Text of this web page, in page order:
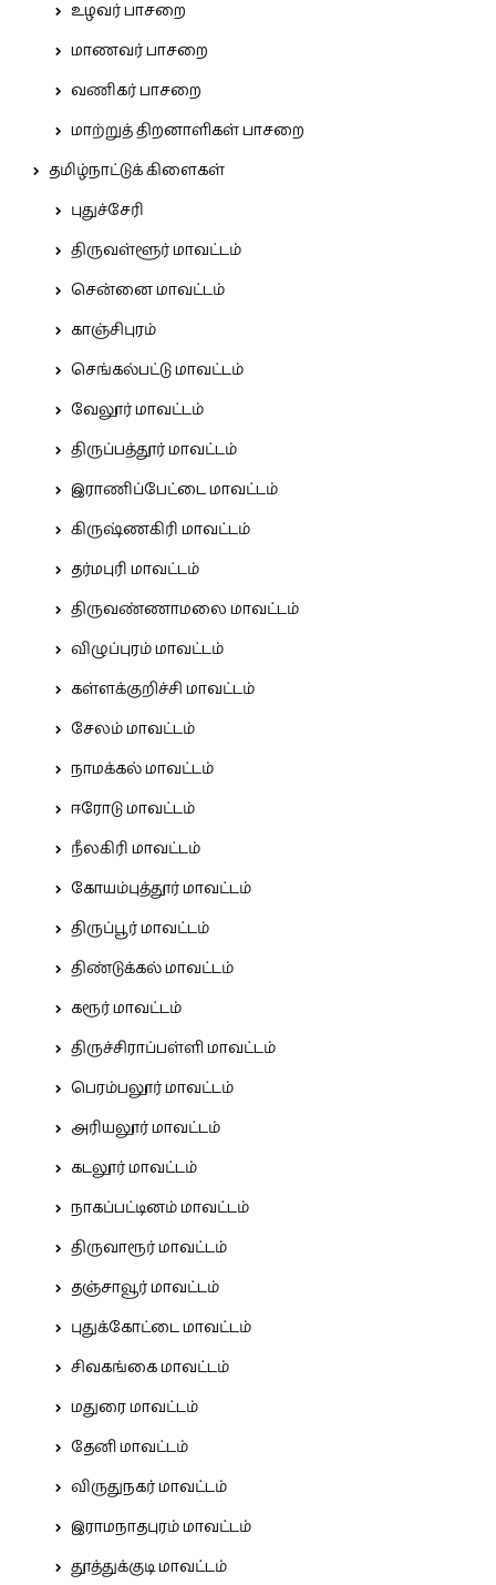
உழவர் பாசறை
மாணவர் பாசறை
வணிகர் பாசறை
மாற்றுத் திறனாளிகள் பாசறை
தமிழ்நாட்டுக் கிளைகள்
புதுச்சேரி
திருவள்ளூர் மாவட்டம்
சென்னை மாவட்டம்
காஞ்சிபுரம்
செங்கல்பட்டு மாவட்டம்
வேலூர் மாவட்டம்
திருப்பத்தூர் மாவட்டம்
இராணிப்பேட்டை மாவட்டம்
கிருஷ்ணகிரி மாவட்டம்
தர்மபுரி மாவட்டம்
திருவண்ணாமலை மாவட்டம்
விழுப்புரம் மாவட்டம்
கள்ளக்குறிச்சி மாவட்டம்
சேலம் மாவட்டம்
நாமக்கல் மாவட்டம்
ஈரோடு மாவட்டம்
நீலகிரி மாவட்டம்
கோயம்புத்தூர் மாவட்டம்
திருப்பூர் மாவட்டம்
திண்டுக்கல் மாவட்டம்
கரூர் மாவட்டம்
திருச்சிராப்பள்ளி மாவட்டம்
பெரம்பலூர் மாவட்டம்
அரியலூர் மாவட்டம்
கடலூர் மாவட்டம்
நாகப்பட்டினம் மாவட்டம்
திருவாரூர் மாவட்டம்
தஞ்சாவூர் மாவட்டம்
புதுக்கோட்டை மாவட்டம்
சிவகங்கை மாவட்டம்
மதுரை மாவட்டம்
தேனி மாவட்டம்
விருதுநகர் மாவட்டம்
இராமநாதபுரம் மாவட்டம்
தூத்துக்குடி மாவட்டம்